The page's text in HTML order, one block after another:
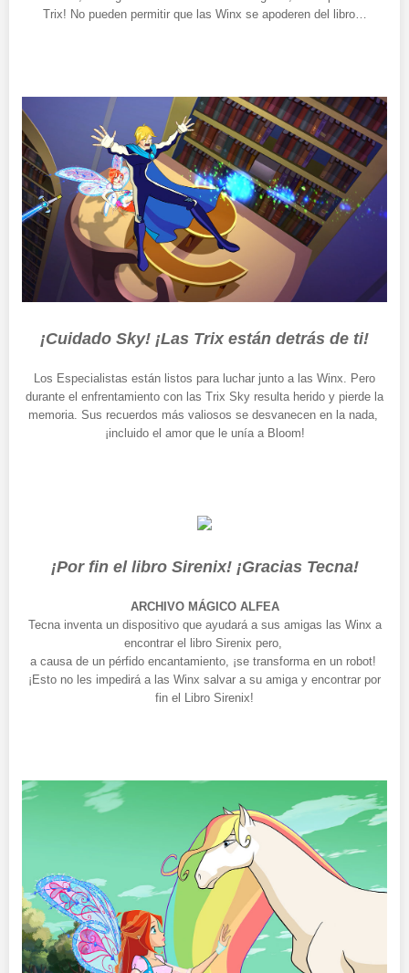
Trix! No pueden permitir que las Winx se apoderen del libro…
¡Cuidado Sky! ¡Las Trix están detrás de ti!
Los Especialistas están listos para luchar junto a las Winx. Pero
durante el enfrentamiento con las Trix Sky resulta herido y pierde la
memoria. Sus recuerdos más valiosos se desvanecen en la nada,
¡incluido el amor que le unía a Bloom!
¡Por fin el libro Sirenix! ¡Gracias Tecna!
ARCHIVO MÁGICO ALFEA
Tecna inventa un dispositivo que ayudará a sus amigas las Winx a
encontrar el libro Sirenix pero,
a causa de un pérfido encantamiento, ¡se transforma en un robot!
¡Esto no les impedirá a las Winx salvar a su amiga y encontrar por
fin el Libro Sirenix!